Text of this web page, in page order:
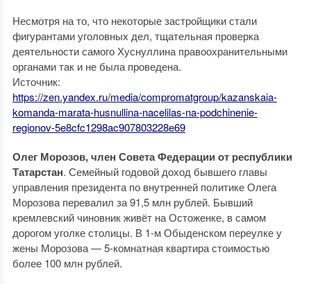
Несмотря на то, что некоторые застройщики стали
фигурантами уголовных дел, тщательная проверка
деятельности самого Хуснуллина правоохранительными
органами так и не была проведена.
Источник:
https://zen.yandex.ru/media/compromatgroup/kazanskaia-
komanda-marata-husnullina-nacelilas-na-podchinenie-
regionov-5e8cfc1298ac907803228e69
Олег Морозов, член Совета Федерации от республики
Татарстан. Семейный годовой доход бывшего главы
управления президента по внутренней политике Олега
Морозова перевалил за 91,5 млн рублей. Бывший
кремлевский чиновник живёт на Остоженке, в самом
дорогом уголке столицы. В 1-м Обыденском переулке у
жены Морозова — 5-комнатная квартира стоимостью
более 100 млн рублей.